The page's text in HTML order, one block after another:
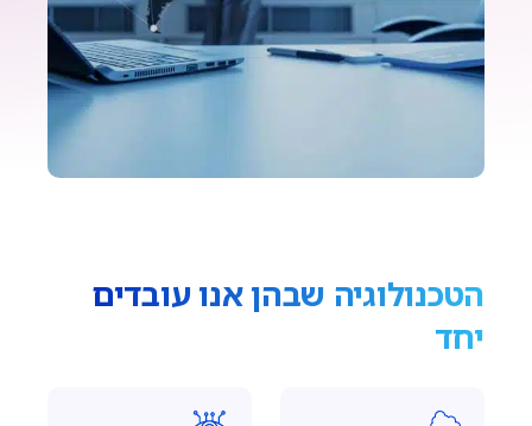
הטכנולוגיה שבהן אנו עובדים
יחד